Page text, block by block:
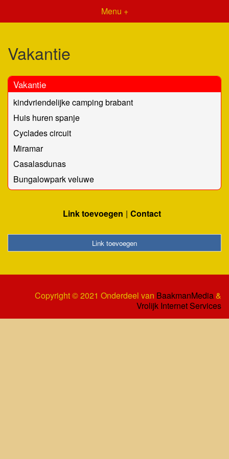
Menu +
Vakantie
Vakantie
kindvriendelijke camping brabant
Huis huren spanje
Cyclades circuit
Miramar
Casalasdunas
Bungalowpark veluwe
Link toevoegen Contact
Link toevoegen
Copyright © 2021 Onderdeel van BaakmanMedia&
Vrolijk Internet Services